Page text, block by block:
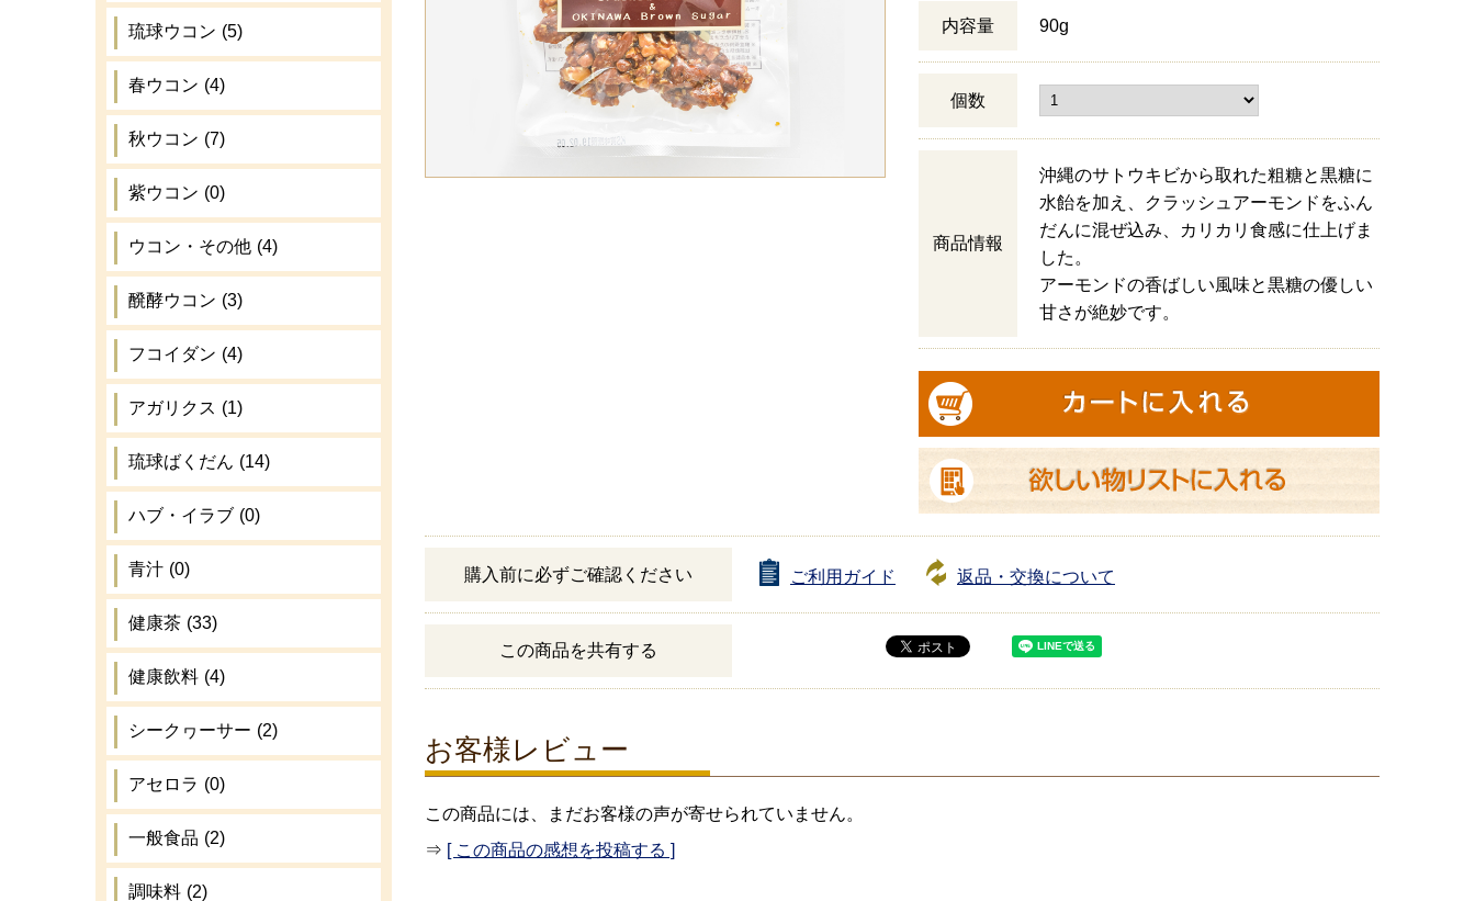
内容量 90g
個数
商品情報
沖縄のサトウキビから取れた粗糖と黒糖に
水飴を加え、クラッシュアーモンドをふん
だんに混ぜ込み、カリカリ食感に仕上げま
した。
アーモンドの香ばしい風味と黒糖の優しい
甘さが絶妙です。
購入前に必ずご確認ください ご利用ガイド 返品・交換について
この商品を共有する
お客様レビュー
この商品には、まだお客様の声が寄せられていません。
⇒ [ この商品の感想を投稿する ]
琉球ウコン (5)
春ウコン (4)
秋ウコン (7)
紫ウコン (0)
ウコン・その他 (4)
醗酵ウコン (3)
フコイダン (4)
アガリクス (1)
琉球ばくだん (14)
ハブ・イラブ (0)
青汁 (0)
健康茶 (33)
健康飲料 (4)
シークヮーサー (2)
アセロラ (0)
一般食品 (2)
調味料 (2)